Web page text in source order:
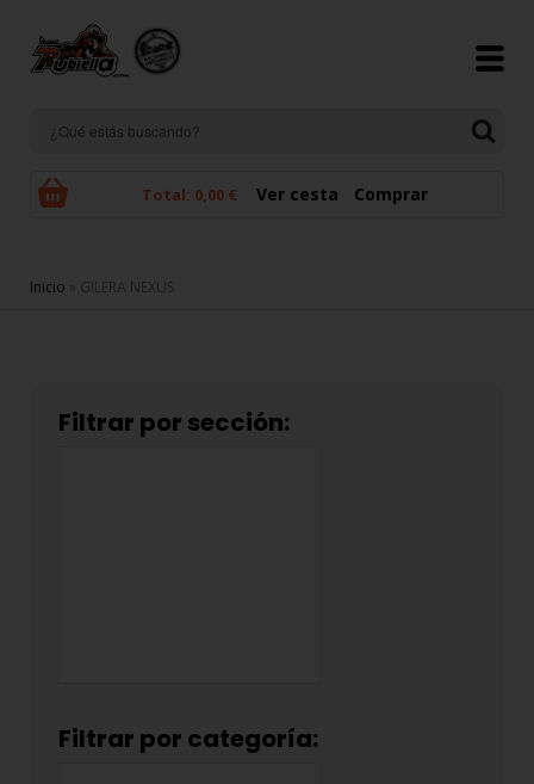
Total: 0,00 € Ver cesta Comprar
Se encuentra usted aquí
Inicio » GILERA NEXUS
Filtrar por sección:
Filtrar por categoría: